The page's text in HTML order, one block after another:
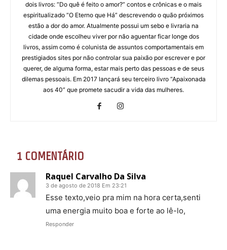
dois livros: “Do quê é feito o amor?” contos e crônicas e o mais
espiritualizado “O Eterno que Há” descrevendo o quão próximos
estão a dor do amor. Atualmente possui um sebo e livraria na
cidade onde escolheu viver por não aguentar ficar longe dos
livros, assim como é colunista de assuntos comportamentais em
prestigiados sites por não controlar sua paixão por escrever e por
querer, de alguma forma, estar mais perto das pessoas e de seus
dilemas pessoais. Em 2017 lançará seu terceiro livro “Apaixonada
aos 40” que promete sacudir a vida das mulheres.
1 COMENTÁRIO
Raquel Carvalho Da Silva
3 de agosto de 2018 Em 23:21
Esse texto,veio pra mim na hora certa,senti
uma energia muito boa e forte ao lê-lo,
Responder